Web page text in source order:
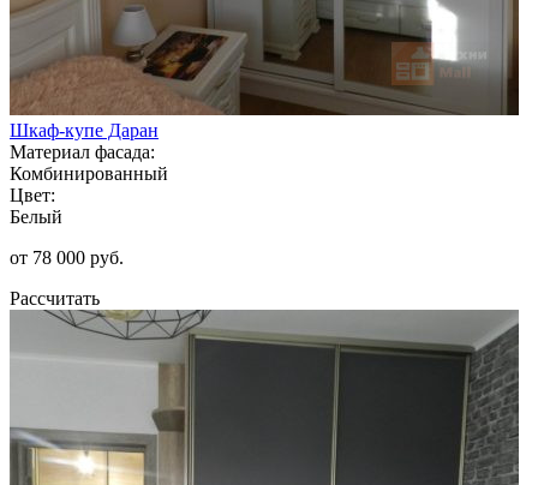
Шкаф-купе Даран
Материал фасада:
Комбинированный
Цвет:
Белый
от 78 000 руб.
Рассчитать